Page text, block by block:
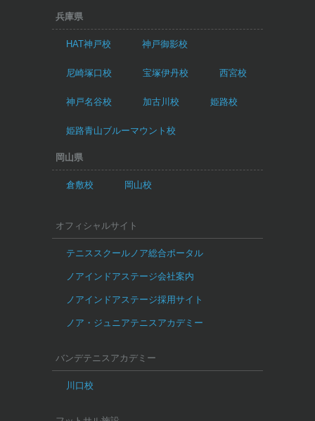
兵庫県
HAT神戸校 神戸御影校
尼崎塚口校 宝塚伊丹校 西宮校
神戸名谷校 加古川校 姫路校
姫路青山ブルーマウント校
岡山県
倉敷校 岡山校
オフィシャルサイト
テニススクールノア総合ポータル
ノアインドアステージ会社案内
ノアインドアステージ採用サイト
ノア・ジュニアテニスアカデミー
バンデテニスアカデミー
川口校